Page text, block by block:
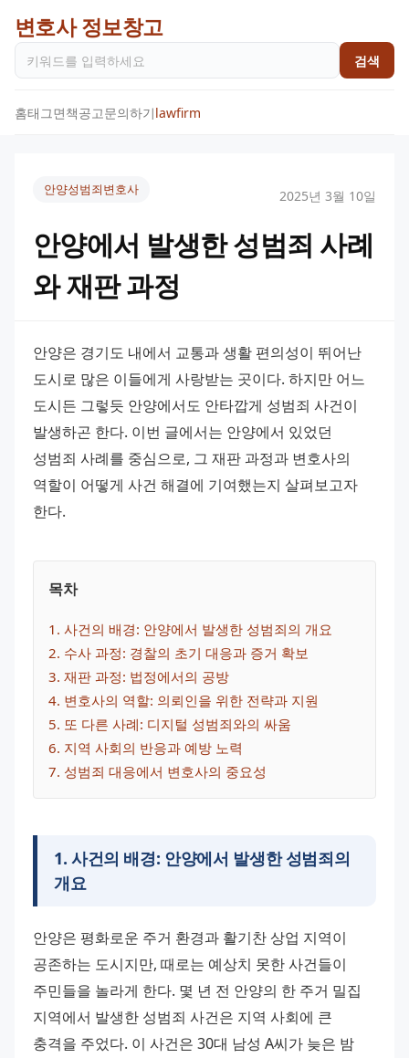
변호사 정보창고
검색
홈태그면책공고문의하기lawfirm
안양성범죄변호사 2025년 3월 10일
안양에서 발생한 성범죄 사례
와 재판 과정
안양은 경기도 내에서 교통과 생활 편의성이 뛰어난
도시로 많은 이들에게 사랑받는 곳이다. 하지만 어느
도시든 그렇듯 안양에서도 안타깝게 성범죄 사건이
발생하곤 한다. 이번 글에서는 안양에서 있었던
성범죄 사례를 중심으로, 그 재판 과정과 변호사의
역할이 어떻게 사건 해결에 기여했는지 살펴보고자
한다.
목차
1 . 사건의 배경: 안양에서 발생한 성범죄의 개요
2. 수사 과정: 경찰의 초기 대응과 증거 확보
3. 재판 과정: 법정에서의 공방
4. 변호사의 역할: 의뢰인을 위한 전략과 지원
5. 또 다른 사례: 디지털 성범죄와의 싸움
6. 지역 사회의 반응과 예방 노력
7. 성범죄 대응에서 변호사의 중요성
1. 사건의 배경: 안양에서 발생한 성범죄의
개요
안양은 평화로운 주거 환경과 활기찬 상업 지역이
공존하는 도시지만, 때로는 예상치 못한 사건들이
주민들을 놀라게 한다. 몇 년 전 안양의 한 주거 밀집
지역에서 발생한 성범죄 사건은 지역 사회에 큰
충격을 주었다. 이 사건은 30대 남성 A씨가 늦은 밤